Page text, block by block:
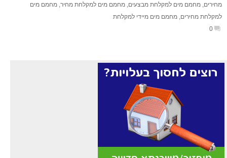
מחירים מחמם מים למקלחת מבצעים מחמם מים למקלחת מחיר מחמם מים
למקלחת מחירים מחמם מים מיידי למקלחת
0